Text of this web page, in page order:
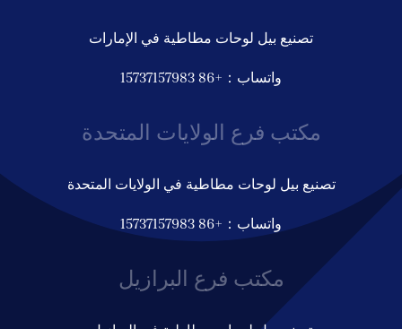
تصنيع بيل لوحات مطاطية في الإمارات
واتساب：+86 15737157983
مكتب فرع الولايات المتحدة
تصنيع بيل لوحات مطاطية في الولايات المتحدة
واتساب：+86 15737157983
مكتب فرع البرازيل